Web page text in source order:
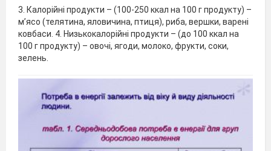
3. Калорійні продукти – (100-250 ккал на 100 г продукту) –
м’ясо (телятина, яловичина, птиця), риба, вершки, варені
ковбаси. 4. Низькокалорійні продукти – (до 100 ккал на
100 г продукту) – овочі, ягоди, молоко, фрукти, соки,
зелень.